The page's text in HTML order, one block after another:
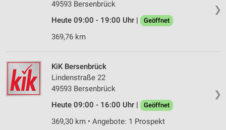
❯
49593 Bersenbrück
Heute 09:00 - 19:00 Uhr |
Geöffnet
369,76 km
❯
KiK Bersenbrück
Lindenstraße 22
49593 Bersenbrück
Heute 09:00 - 16:00 Uhr |
Geöffnet
369,30 km • Angebote: 1 Prospekt